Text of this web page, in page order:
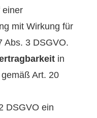
einer
mit Wirkung für
Abs. 3 DSGVO.
in
Art. 20
DSGVO ein